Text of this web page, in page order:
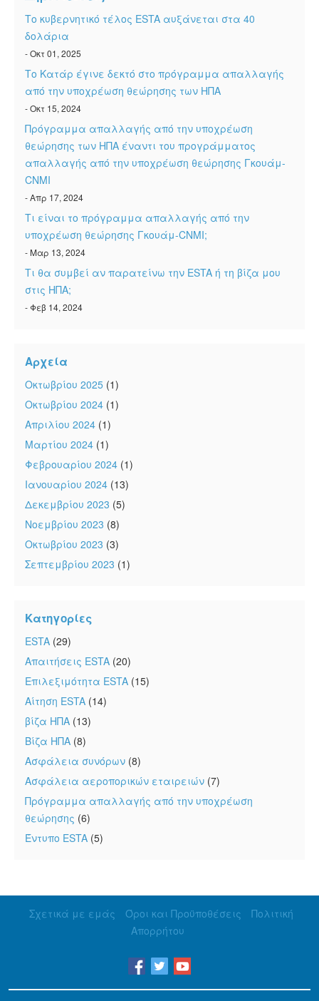
Το κυβερνητικό τέλος ESTA αυξάνεται στα 40
δολάρια
- Οκτ 01, 2025
Το Κατάρ έγινε δεκτό στο πρόγραμμα απαλλαγής
από την υποχρέωση θεώρησης των ΗΠΑ
- Οκτ 15, 2024
Πρόγραμμα απαλλαγής από την υποχρέωση
θεώρησης των ΗΠΑ έναντι του προγράμματος
απαλλαγής από την υποχρέωση θεώρησης Γκουάμ-
CNMI
- Απρ 17, 2024
Τι είναι το πρόγραμμα απαλλαγής από την
υποχρέωση θεώρησης Γκουάμ-CNMI;
- Μαρ 13, 2024
Τι θα συμβεί αν παρατείνω την ESTA ή τη βίζα μου
στις ΗΠΑ;
- Φεβ 14, 2024
Αρχεία
Οκτωβρίου 2025 (1)
Οκτωβρίου 2024 (1)
Απριλίου 2024 (1)
Μαρτίου 2024 (1)
Φεβρουαρίου 2024 (1)
Ιανουαρίου 2024 (13)
Δεκεμβρίου 2023 (5)
Νοεμβρίου 2023 (8)
Οκτωβρίου 2023 (3)
Σεπτεμβρίου 2023 (1)
Κατηγορίες
ESTA (29)
Απαιτήσεις ESTA (20)
Επιλεξιμότητα ESTA (15)
Αίτηση ESTA (14)
βίζα ΗΠΑ (13)
Βίζα ΗΠΑ (8)
Ασφάλεια συνόρων (8)
Ασφάλεια αεροπορικών εταιρειών (7)
Πρόγραμμα απαλλαγής από την υποχρέωση
θεώρησης (6)
Έντυπο ESTA (5)
Σχετικά με εμάς Όροι και Προϋποθέσεις
Πολιτική
Απορρήτου